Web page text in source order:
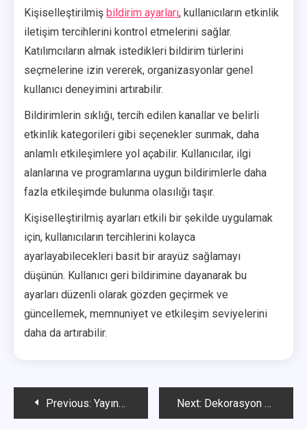
Kişiselleştirilmiş bildirim ayarları, kullanıcıların etkinlik
iletişim tercihlerini kontrol etmelerini sağlar.
Katılımcıların almak istedikleri bildirim türlerini
seçmelerine izin vererek, organizasyonlar genel
kullanıcı deneyimini artırabilir.
Bildirimlerin sıklığı, tercih edilen kanallar ve belirli
etkinlik kategorileri gibi seçenekler sunmak, daha
anlamlı etkileşimlere yol açabilir. Kullanıcılar, ilgi
alanlarına ve programlarına uygun bildirimlerle daha
fazla etkileşimde bulunma olasılığı taşır.
Kişiselleştirilmiş ayarları etkili bir şekilde uygulamak
için, kullanıcıların tercihlerini kolayca
ayarlayabilecekleri basit bir arayüz sağlamayı
düşünün. Kullanıcı geri bildirimine dayanarak bu
ayarları düzenli olarak gözden geçirmek ve
güncellemek, memnuniyet ve etkileşim seviyelerini
daha da artırabilir.
PostPrevious: Yayıncı İşbirliği: Katılan yayıncılar, Etkinlik takvimleri, Talep süreçleri Next: Dekorasyon Derisi Talepleri: Üretim gereksinimleri, Talep yöntemleri, Etkinlik temaları